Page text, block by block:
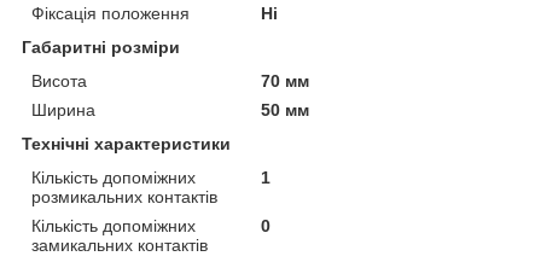
Фіксація положення
Ні
Габаритні розміри
Висота
70 мм
Ширина
50 мм
Технічні характеристики
Кількість допоміжних
розмикальних контактів
1
Кількість допоміжних
замикальних контактів
0